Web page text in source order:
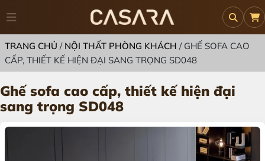
TRANG CHỦ / NỘI THẤT PHÒNG KHÁCH / GHẾ SOFA CAO
CẤP, THIẾT KẾ HIỆN ĐẠI SANG TRỌNG SD048
Ghế sofa cao cấp, thiết kế hiện đại
sang trọng SD048